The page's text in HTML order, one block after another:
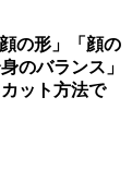
の形」「顔の
のバランス」
ット方法で